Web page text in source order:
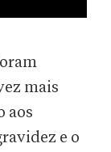
mais
aos
e o